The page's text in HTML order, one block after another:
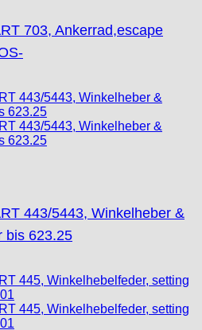
703, Ankerrad,escape
443/5443, Winkelheber &
bis 623.25